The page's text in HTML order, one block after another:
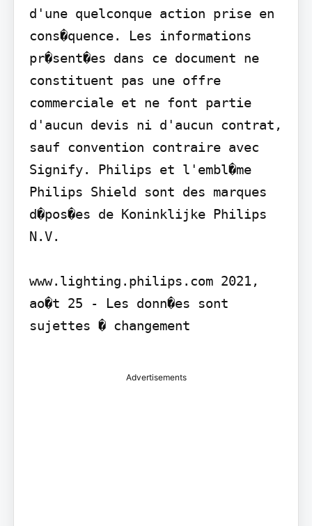
d'une quelconque action prise en
cons�quence. Les informations
pr�sent�es dans ce document ne
constituent pas une offre
commerciale et ne font partie
d'aucun devis ni d'aucun contrat,
sauf convention contraire avec
Signify. Philips et l'embl�me
Philips Shield sont des marques
d�pos�es de Koninklijke Philips
N.V.
www.lighting.philips.com 2021,
ao�t 25 - Les donn�es sont
sujettes � changement
Advertisements